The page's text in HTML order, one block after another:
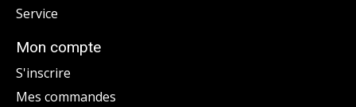
Service
Mon compte
S'inscrire
Mes commandes